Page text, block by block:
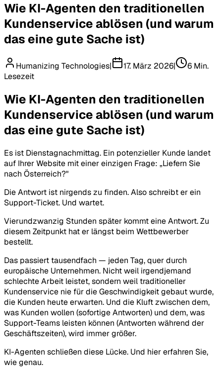
Wie KI-Agenten den traditionellen
Kundenservice ablösen (und warum
das eine gute Sache ist)
Humanizing Technologies| 17. März 2026|
6 Min.
Lesezeit
Wie KI-Agenten den traditionellen
Kundenservice ablösen (und warum
das eine gute Sache ist)
Es ist Dienstagnachmittag. Ein potenzieller Kunde landet
auf Ihrer Website mit einer einzigen Frage: „Liefern Sie
nach Österreich?"
Die Antwort ist nirgends zu finden. Also schreibt er ein
Support-Ticket. Und wartet.
Vierundzwanzig Stunden später kommt eine Antwort. Zu
diesem Zeitpunkt hat er längst beim Wettbewerber
bestellt.
Das passiert tausendfach — jeden Tag, quer durch
europäische Unternehmen. Nicht weil irgendjemand
schlechte Arbeit leistet, sondern weil traditioneller
Kundenservice nie für die Geschwindigkeit gebaut wurde,
die Kunden heute erwarten. Und die Kluft zwischen dem,
was Kunden wollen (sofortige Antworten) und dem, was
Support-Teams leisten können (Antworten während der
Geschäftszeiten), wird immer größer.
KI-Agenten schließen diese Lücke. Und hier erfahren Sie,
wie genau.